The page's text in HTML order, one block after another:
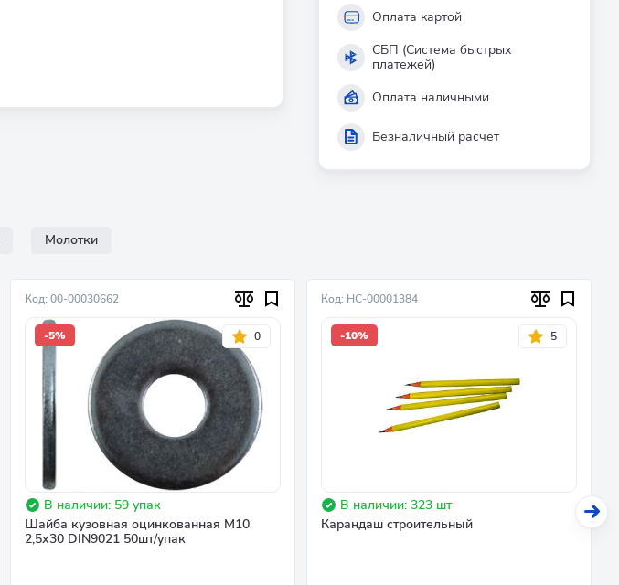
Оплата картой
СБП (Система быстрых
платежей)
Оплата наличными
Безналичный расчет
Молотки
Код: 00-00030662
-5% 0
В наличии: 59 упак
Шайба кузовная оцинкованная М10
2,5х30 DIN9021 50шт/упак
Код: НC-00001384
-10% 5
В наличии: 323 шт
Карандаш строительный